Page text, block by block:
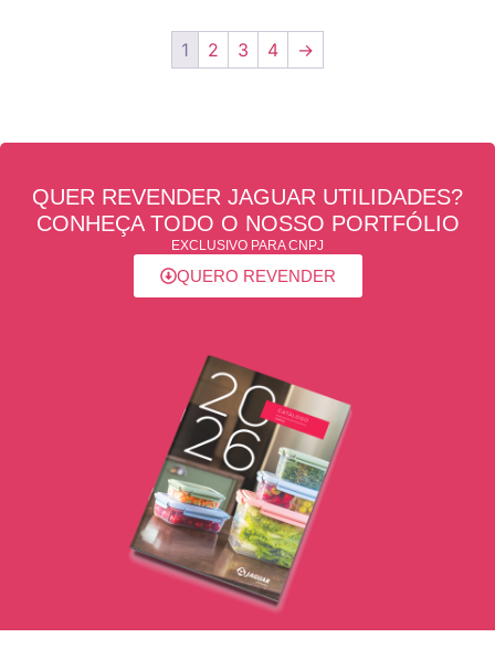
1 2 3 4 →
QUER REVENDER JAGUAR UTILIDADES?
CONHEÇA TODO O NOSSO PORTFÓLIO
EXCLUSIVO PARA CNPJ
QUERO REVENDER